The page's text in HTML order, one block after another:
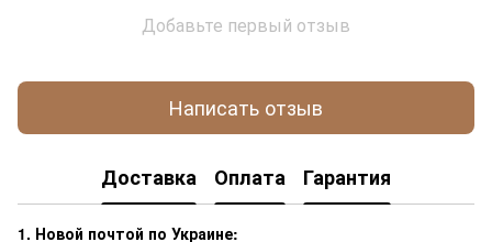
Добавьте первый отзыв
Написать отзыв
Доставка Оплата Гарантия
1. Новой почтой по Украине: